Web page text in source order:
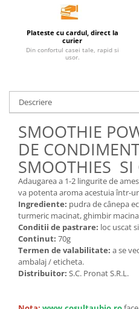
Produse din soia
Sare si inlocuitori
Produse care inlocuiesc carnea
Unt, alternativa unt
Terci bio
Dulciuri
Ciocolata
Dulceturi, gemuri, compoturi
Creme
Bomboane, Caramele si Jeleuri
Biscuiti si napolitane
Inghetata
Zahar si indulcitori
Batoane
Dulciuri bio
Guma de mestecat bio
Plateste cu cardul, direct la
curier
Din confortul casei tale, rapid si
usor.
Descriere
SMOOTHIE
DE
SMOOTHIES SI
Adaugarea a 1-2 lingurite de
va potenta aroma acestuia într-
Ingrediente: pudra de cânepa
turmeric macinat, ghimbir
Conditii de pastrare: loc uscat
Continut: 70g
Termen de valabilitate: a se
ambalaj / eticheta.
Distribuitor: S.C. Pronat S.R.L.